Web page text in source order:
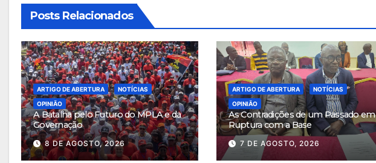
Posts Relacionados
ARTIGO DE ABERTURA
NOTÍCIAS
OPINIÃO
A Batalha pelo Futuro do MPLA e da
Governação
8 DE AGOSTO, 2026
ARTIGO DE ABERTURA
NOTÍCIAS
OPINIÃO
As Contradições de um Passado em
Ruptura com a Base
7 DE AGOSTO, 2026